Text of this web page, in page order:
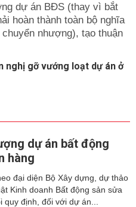
dự án BĐS (thay vì bắt
hoàn thành toàn bộ nghĩa
nhượng), tạo thuận
nghị gỡ vướng loạt dự án ở
dự án bất động
hàng
đại diện Bộ Xây dựng, dự thảo
Kinh doanh Bất động sản sửa
quy định, đối với dự án...